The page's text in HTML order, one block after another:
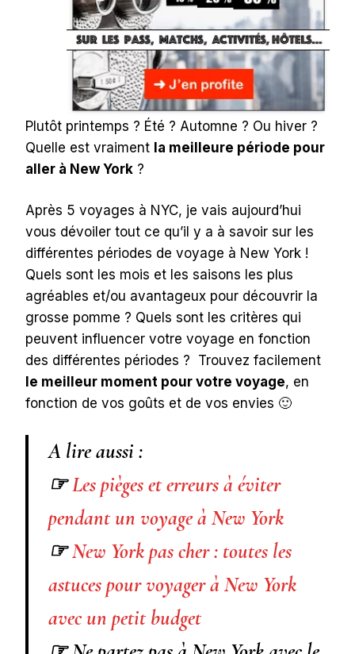
Plutôt printemps ? Été ? Automne ? Ou hiver ?
Quelle est vraiment la meilleure période pour
aller à New York ?
Après 5 voyages à NYC, je vais aujourd’hui
vous dévoiler tout ce qu’il y a à savoir sur les
différentes périodes de voyage à New York !
Quels sont les mois et les saisons les plus
agréables et/ou avantageux pour découvrir la
grosse pomme ? Quels sont les critères qui
peuvent influencer votre voyage en fonction
des différentes périodes ? Trouvez facilement
le meilleur moment pour votre voyage, en
fonction de vos goûts et de vos envies 🙂
A lire aussi :
☞Les pièges et erreurs à éviter
pendant un voyage à New York
☞New York pas cher : toutes les
astuces pour voyager à New York
avec un petit budget